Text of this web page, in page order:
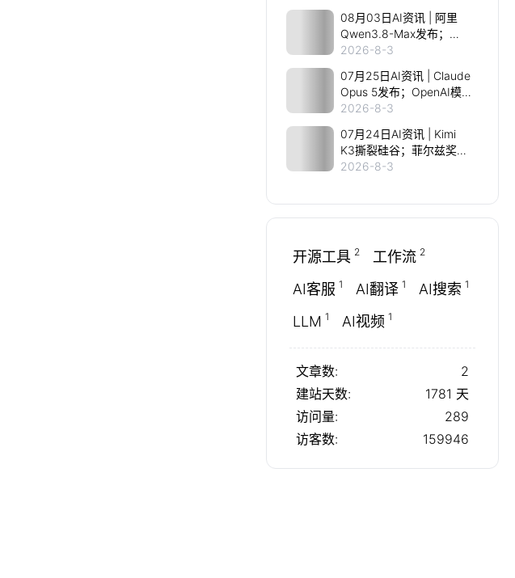
低价风暴；Qwen3.8-Max
首发；智元IPO前曝核心
班底
08月03日AI资讯 | 阿里
Qwen3.8-Max发布；
Karpathy实测Opus5做
《指环王》游戏；AI拿下
IMO满分金牌；Grok学会
看片
2026-8-3
07月25日AI资讯 | Claude
Opus 5发布；OpenAI模
型8月上线；黄仁勋力挺开
源；诺奖得主AI造基因剪
刀
2026-8-3
07月24日AI资讯 | Kimi
K3撕裂硅谷；菲尔兹奖得
主加入OpenAI；Claude
英伟达
2026-8-3
开源工具 2 工作流 2
AI客服 1 AI翻译 1 AI搜索 1
LLM 1 AI视频 1
文章数:
2
建站天数:
1781 天
访问量:
289
访客数:
159946